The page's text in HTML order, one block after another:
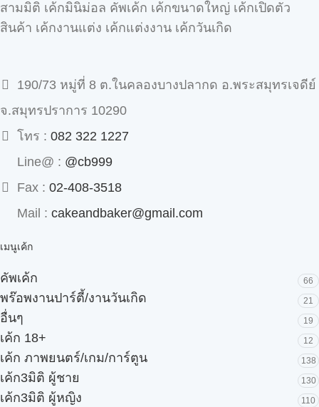
สามมิติ เค้กมินิม่อล คัพเค้ก เค้กขนาดใหญ่ เค้กเปิดตัว
สินค้า เค้กงานแต่ง เค้กแต่งงาน เค้กวันเกิด
190/73 หมู่ที่ 8 ต.ในคลองบางปลากด อ.พระสมุทรเจดีย์
จ.สมุทรปราการ 10290
โทร : 082 322 1227
Line@ : @cb999
Fax : 02-408-3518
Mail : cakeandbaker@gmail.com
เมนูเค้ก
คัพเค้ก 66
พร๊อพงานปาร์ตี้/งานวันเกิด 21
อื่นๆ 19
เค้ก 18+ 12
เค้ก ภาพยนตร์/เกม/การ์ตูน 138
เค้ก3มิติ ผู้ชาย 130
เค้ก3มิติ ผู้หญิง 110